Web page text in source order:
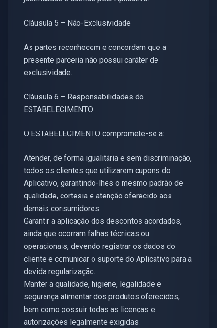
Cláusula 5 – Não-Exclusividade
As partes reconhecem e concordam que a
presente parceria não possui caráter de
exclusividade.
Cláusula 6 – Responsabilidades do
ESTABELECIMENTO
O ESTABELECIMENTO compromete-se a:
Atender, de forma igualitária e sem discriminação,
todos os clientes que utilizarem cupons do
Aplicativo, garantindo-lhes o mesmo padrão de
qualidade, cortesia e atenção oferecido aos
demais consumidores.
Garantir a aplicação dos descontos acordados,
ainda que ocorram falhas técnicas ou
operacionais, devendo registrar os dados do
cliente e comunicar o suporte do Aplicativo para a
devida regularização.
Manter a qualidade, higiene, legalidade e
segurança alimentar dos produtos oferecidos,
bem como possuir todas as licenças e
autorizações legalmente exigidas.